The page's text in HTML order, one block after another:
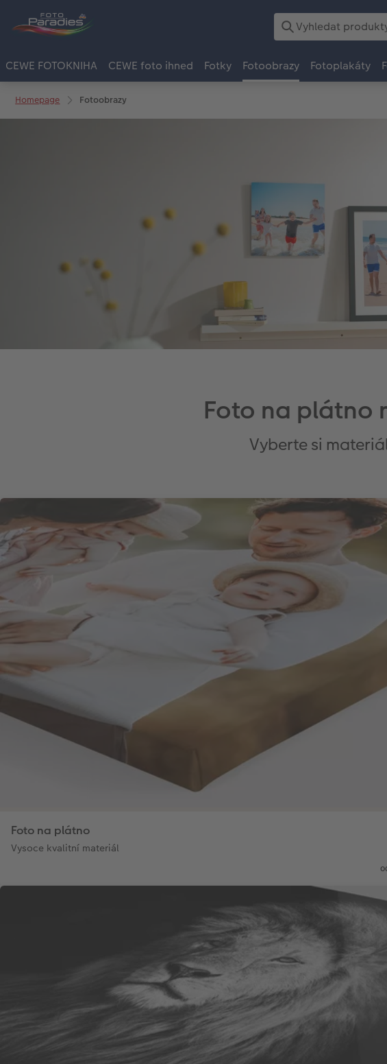
CEWE FOTOKNIHA CEWE foto ihned Fotky Fotoobrazy Fotoplakáty
Homepage Fotoobrazy
Foto na plátno
Vyberte si
Foto na plátno
Vysoce kvalitní materiál